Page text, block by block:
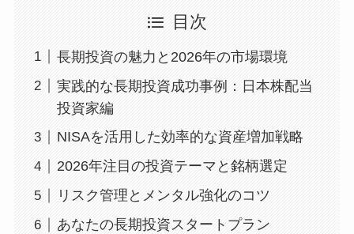
目次
長期投資の魅力と2026年の市場環境
実践的な長期投資成功事例：日本株配当
投資家編
NISAを活用した効率的な資産増加戦略
2026年注目の投資テーマと銘柄選定
リスク管理とメンタル強化のコツ
あなたの長期投資スタートプラン